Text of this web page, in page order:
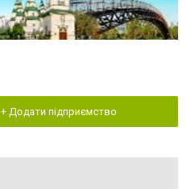
+ Додати підприємство